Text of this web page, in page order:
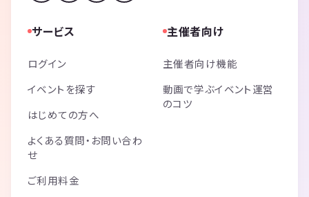
サービス
ログイン
イベントを探す
はじめての方へ
よくある質問・お問い合わ
せ
ご利用料金
主催者向け
主催者向け機能
動画で学ぶイベント運営
のコツ